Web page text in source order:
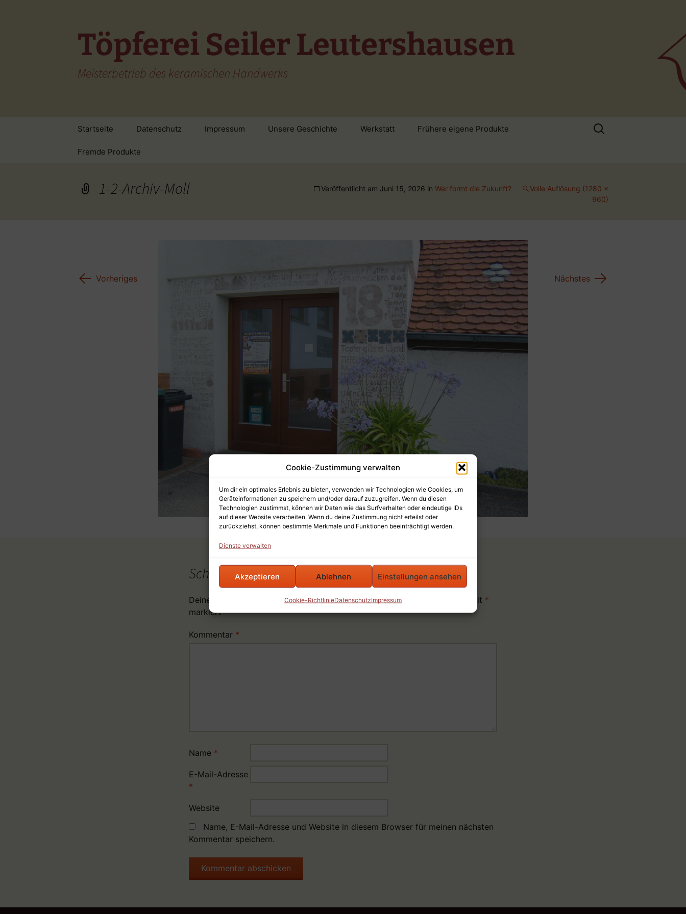
Cookie-Zustimmung verwalten
Um dir ein optimales Erlebnis zu bieten, verwenden wir Technologien wie Cookies, um
Geräteinformationen zu speichern und/oder darauf zuzugreifen. Wenn du diesen
Technologien zustimmst, können wir Daten wie das Surfverhalten oder eindeutige IDs
auf dieser Website verarbeiten. Wenn du deine Zustimmung nicht erteilst oder
zurückziehst, können bestimmte Merkmale und Funktionen beeinträchtigt werden.
Dienste verwalten
Akzeptieren Ablehnen Einstellungen ansehen
Cookie-RichtlinieDatenschutzImpressum
Töpferei Seiler Leutershausen
Meisterbetrieb des keramischen Handwerks
Startseite Datenschutz Impressum Unsere Geschichte Werkstatt Frühere eigene Produkte
Fremde Produkte
Suchen
nach:
1-2-Archiv-Moll Veröffentlicht am Juni 15, 2026 in Wer formt die Zukunft?
Volle Auflösung (1280 ×
960)
← Vorheriges Nächstes →
Schreibe einen Kommentar
Deine E-Mail-Adresse wird nicht veröffentlicht. Erforderliche Felder sind mit *
markiert
Kommentar *
Name *
E-Mail-Adresse
*
Website
Name, E-Mail-Adresse und Website in diesem Browser für meinen nächsten
Kommentar speichern.